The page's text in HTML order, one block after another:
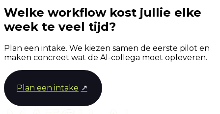
Welke workflow kost jullie elke
week te veel tijd?
Plan een intake. We kiezen samen de eerste pilot en
maken concreet wat de AI-collega moet opleveren.
Plan een intake ↗